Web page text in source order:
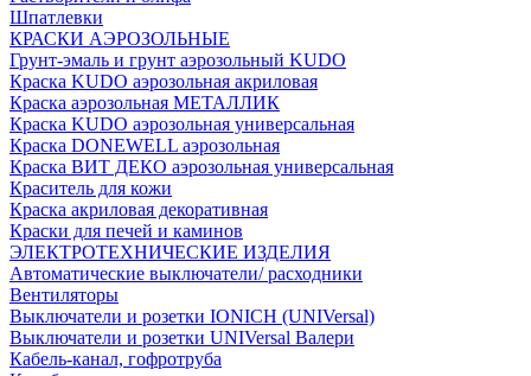
Шпатлевки
КРАСКИ АЭРОЗОЛЬНЫЕ
Грунт-эмаль и грунт аэрозольный KUDO
Краска KUDO аэрозольная акриловая
Краска аэрозольная МЕТАЛЛИК
Краска KUDO аэрозольная универсальная
Краска DONEWELL аэрозольная
Краска ВИТ ДЕКО аэрозольная универсальная
Краситель для кожи
Краска акриловая декоративная
Краски для печей и каминов
ЭЛЕКТРОТЕХНИЧЕСКИЕ ИЗДЕЛИЯ
Автоматические выключатели/ расходники
Вентиляторы
Выключатели и розетки IONICH (UNIVersal)
Выключатели и розетки UNIVersal Валери
Кабель-канал, гофротруба